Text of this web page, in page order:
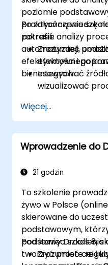
poziomie
praktyczną wiedzę
zakresie analizy
automatyzacji,
efektywności i
biznesowych.
Po zakończeniu
potrafili:
Zrozumieć
efektywnego
Integrować
wizualizować
procesów przy
Automatyzować
wykorzystywać
automatyzacji
nawigacyjne
Więcej...
Wprowadzenie do
21 godzin
To szkolenie
żywo w Polsce
skierowane do
podstawowym,
podstawy Drools 8,
tworzyć proste
Pod koniec
Zrozumieć cel i